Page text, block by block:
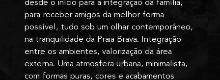
desde o início para a integração da família,
para receber amigos da melhor forma
possível, tudo sob um olhar contemporâneo,
na tranquilidade da Praia Brava. Integração
entre os ambientes, valorização da área
externa. Uma atmosfera urbana, minimalista,
com formas puras, cores e acabamentos